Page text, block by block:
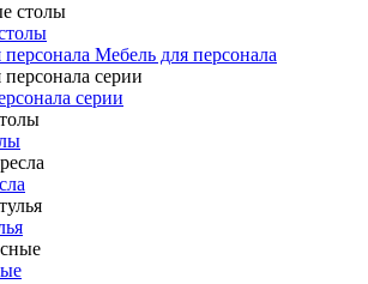
Мебель для персонала
серии